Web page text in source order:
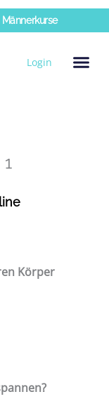
Männerkurse
Login
Körper